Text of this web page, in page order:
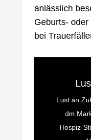
anlässlich
Geburts-
bei
Lust an
dm
Hospiz-